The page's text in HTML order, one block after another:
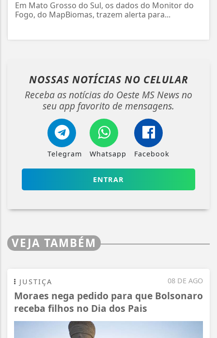
Em Mato Grosso do Sul, os dados do Monitor do
Fogo, do MapBiomas, trazem alerta para...
NOSSAS NOTÍCIAS NO CELULAR
Receba as notícias do Oeste MS News no
seu app favorito de mensagens.
Telegram Whatsapp Facebook
ENTRAR
VEJA TAMBÉM
08 DE AGO
JUSTIÇA
Moraes nega pedido para que Bolsonaro
receba filhos no Dia dos Pais